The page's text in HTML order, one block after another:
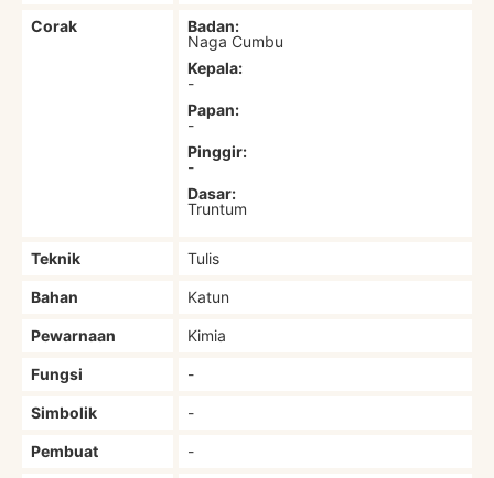
Corak
Badan:
Naga Cumbu
Kepala:
-
Papan:
-
Pinggir:
-
Dasar:
Truntum
Teknik Tulis
Bahan Katun
Pewarnaan Kimia
Fungsi -
Simbolik -
Pembuat -